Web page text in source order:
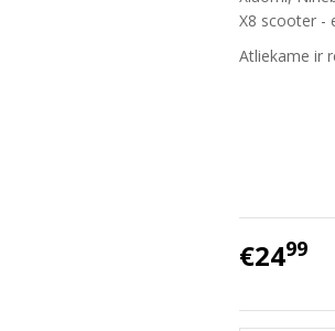
X8 scooter -
Atliekame ir
€2499